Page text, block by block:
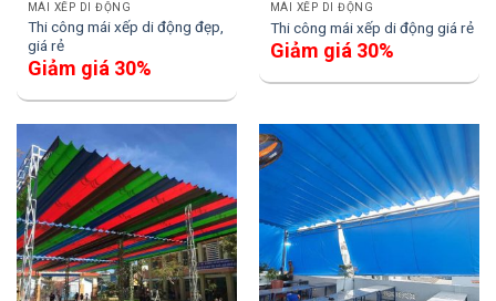
MÁI XẾP DI ĐỘNG
Thi công mái xếp di động đẹp,
giá rẻ
Giảm giá 30%
MÁI XẾP DI ĐỘNG
Thi công mái xếp di động giá rẻ
Giảm giá 30%